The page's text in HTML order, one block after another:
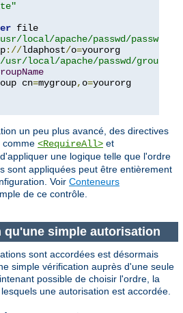
file
local/apache/passwd/
://ldaphost/o=yourorg
usr/local/apache/passwd/groups"
cn=mygroup, o=yourorg
un peu plus avancé, des directives
comme <RequireAll> et
une logique telle que l'ordre
sont appliquées peut être entièrement
Voir Conteneurs
de ce contrôle.
qu'une simple autorisation
sont accordées est désormais
simple vérification auprès d'une seule
possible de choisir l'ordre, la
une autorisation est accordée.